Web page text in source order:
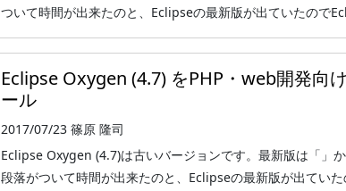
ついて時間が出来たのと、Eclipseの最新版が出ていたので
Eclipse Oxygen (4.7) をPHP・web開発向
ール
2017/07/23 篠原 隆司
Eclipse Oxygen (4.7)は古いバージョンです。最新版は「」
段落がついて時間が出来たのと、Eclipseの最新版が出てい